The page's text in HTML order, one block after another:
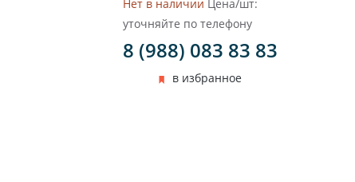
Нет в наличии Цена/шт:
уточняйте по телефону
8 (988) 083 83 83
в избранное